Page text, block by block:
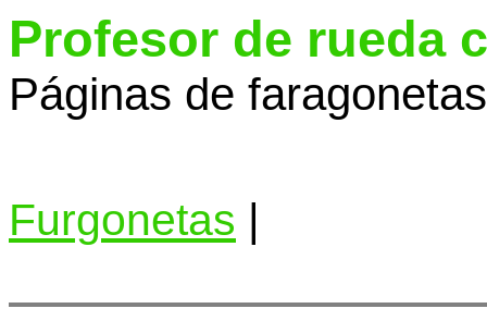
Profesor de rueda
Páginas de
Furgonetas